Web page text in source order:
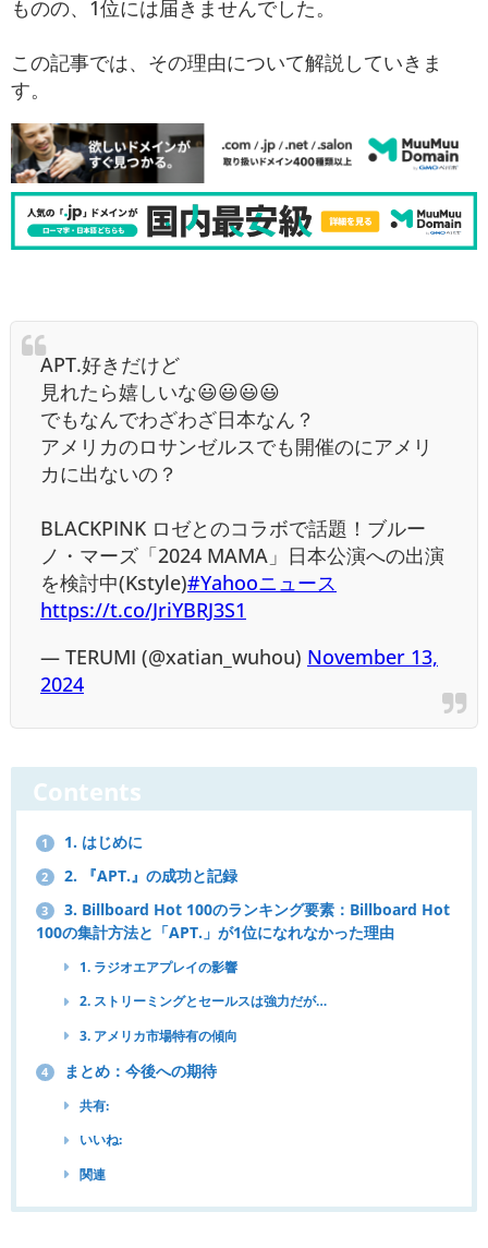
ものの、1位には届きませんでした。
この記事では、その理由について解説していきま
す。
APT.好きだけど
見れたら嬉しいな😃😃😃😃
でもなんでわざわざ日本なん？
アメリカのロサンゼルスでも開催のにアメリ
カに出ないの？
BLACKPINK ロゼとのコラボで話題！ブルー
ノ・マーズ「2024 MAMA」日本公演への出演
を検討中(Kstyle)#Yahooニュース
https://t.co/JriYBRJ3S1
— TERUMI (@xatian_wuhou) November 13,
2024
Contents
1 1. はじめに
2 2. 『APT.』の成功と記録
3
3. Billboard Hot 100のランキング要素：Billboard Hot
100の集計方法と「APT.」が1位になれなかった理由
1. ラジオエアプレイの影響
2. ストリーミングとセールスは強力だが…
3. アメリカ市場特有の傾向
4 まとめ：今後への期待
共有:
いいね:
関連